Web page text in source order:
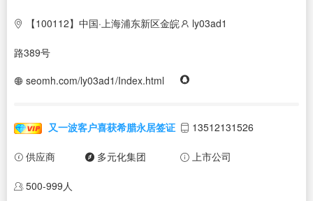
【100112】中国·上海浦东新区金皖
路389号
ly03ad1
seomh.com/ly03ad1/Index.html
又一波客户喜获希腊永居签证 13512131526
供应商 多元化集团 上市公司
500-999人